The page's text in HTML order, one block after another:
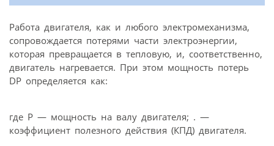
Работа двигателя, как и любого электромеханизма,
сопровождается потерями части электроэнергии,
которая превращается в тепловую, и, соответственно,
двигатель нагревается. При этом мощность потерь
DР определяется как:
где Р — мощность на валу двигателя; . —
коэффициент полезного действия (КПД) двигателя.